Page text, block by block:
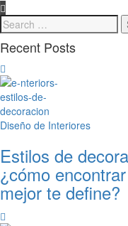
Recent Posts
Diseño de Interiores
Estilos de
¿cómo
mejor te define?